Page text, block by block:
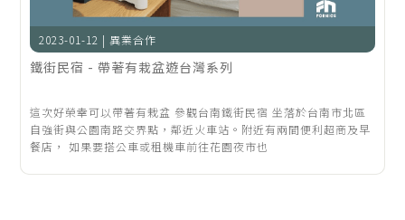
2023-01-12 | 異業合作
鐵街民宿 - 帶著有栽盆遊台灣系列
這次好榮幸可以帶著有栽盆 參觀台南鐵街民宿 坐落於台南市北區
自強街與公園南路交界點，鄰近火車站。附近有兩間便利超商及早
餐店， 如果要搭公車或租機車前往花園夜市也